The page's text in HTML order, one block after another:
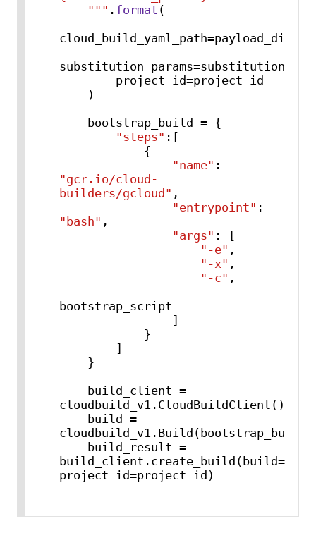
    """
. format (
cloud_build_yaml_path=payload_dict[
"steps" :[
"name"
"gcr.io/cloud-
builders/gcloud" ,
"entrypoint"
"bash" ,
"args" : [
"-e" ,
"-x" ,
"-c" ,
bootstrap_script
cloudbuild_v1.CloudBuildClient()
cloudbuild_v1.Build(bootstrap_build)
project_id=project_id)